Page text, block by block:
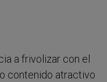
a frivolizar con el
contenido atractivo